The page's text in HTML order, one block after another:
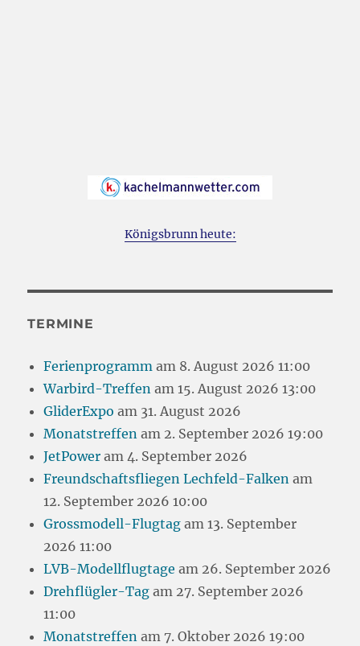
Königsbrunn heute:
TERMINE
Ferienprogramm am 8. August 2026 11:00
Warbird-Treffen am 15. August 2026 13:00
GliderExpo am 31. August 2026
Monatstreffen am 2. September 2026 19:00
JetPower am 4. September 2026
Freundschaftsfliegen Lechfeld-Falken am
12. September 2026 10:00
Grossmodell-Flugtag am 13. September
2026 11:00
LVB-Modellflugtage am 26. September 2026
Drehflügler-Tag am 27. September 2026
11:00
Monatstreffen am 7. Oktober 2026 19:00